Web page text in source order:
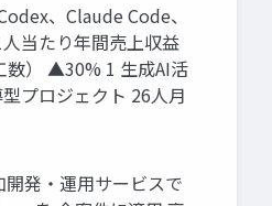
、Claude Code、
当たり年間売上収益
数） ▲30% 1 生成AI活
プロジェクト 26人月
発・運用サービスで